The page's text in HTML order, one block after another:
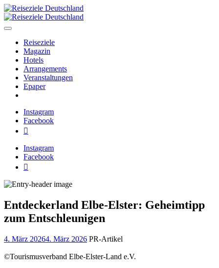
Zum
Inhalt
springen
Reiseziele
Magazin
Hotels
Arrangements
Veranstaltungen
Epaper
Instagram
Facebook
Instagram
Facebook
Entdeckerland Elbe-Elster: Geheimtipp
zum Entschleunigen
4. März 20264. März 2026 PR-Artikel
©Tourismusverband Elbe-Elster-Land e.V.